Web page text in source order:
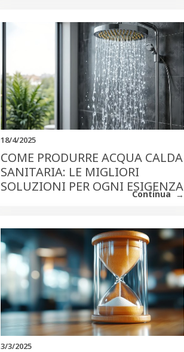
18/4/2025
COME PRODURRE ACQUA CALDA
SANITARIA: LE MIGLIORI
SOLUZIONI PER OGNI ESIGENZA
Continua
3/3/2025